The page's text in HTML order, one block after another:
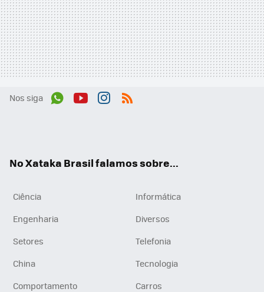
Nos siga
No Xataka Brasil falamos sobre...
Ciência
Informática
Engenharia
Diversos
Setores
Telefonia
China
Tecnologia
Comportamento
Carros